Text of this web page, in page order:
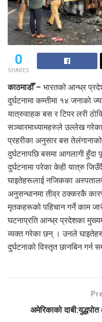
0
SHARES
काठमाडौँ – भारतको आन्ध्र
दुर्घटनामा कम्तीमा १४ जनाको
यात्रुवाहक बस र टिपर लरी
सञ्चारमाध्यामहरुले उल्लेख
प्रहरीका अनुसार बस तेलंगानाको
दुर्घटनापछि बसमा आगलागी
दुर्घटनामा परेका केही यात्रु
घाइतेहरूलाई नजिकका
अनुसन्धानमा तीव्र ठक्करकै
मृतकहरूको पहिचान गर्ने काम
घटनाप्रति आन्ध्र प्रदेशका
व्यक्त गरेका छन् । उनले
दुर्घटनाको विस्तृत छानबिन गर्न
अमेरिकाको